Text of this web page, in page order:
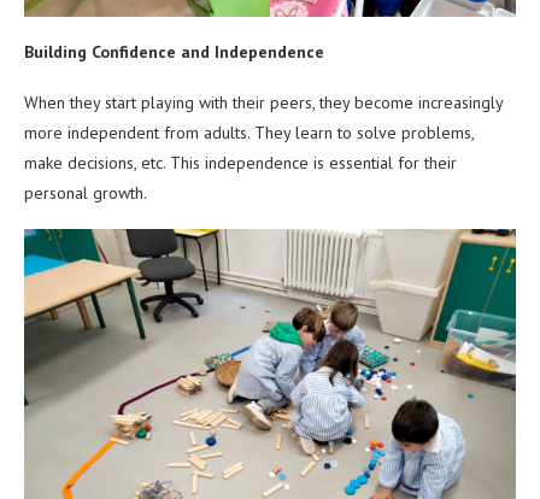
Building Confidence and Independence
When they start playing with their peers, they become increasingly
more independent from adults. They learn to solve problems,
make decisions, etc. This independence is essential for their
personal growth.